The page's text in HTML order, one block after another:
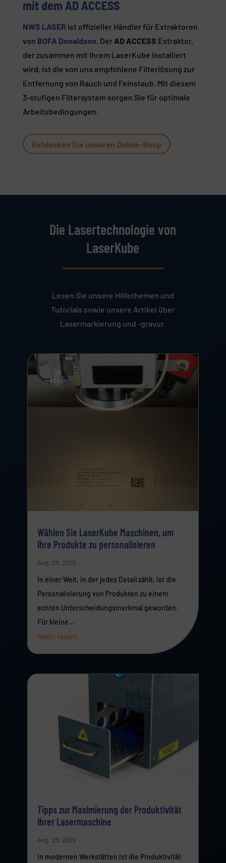
mit dem AD ACCESS
NWS LASER ist offizieller Händler für Extraktoren
von BOFA Donaldson. Der AD ACCESS Extraktor,
der zusammen mit Ihrem LaserKube installiert
wird, ist die von uns empfohlene Filterlösung zur
Entfernung von Rauch und Feinstaub. Mit diesem
3-stufigen Filtersystem sorgen Sie für optimale
Arbeitsbedingungen.
Entdecken Sie unseren Online-Shop
Die Lasertechnologie von
LaserKube
Lesen Sie unsere Hilfethemen und
Tutorials sowie unsere Artikel über
Lasermarkierung und -gravur.
Wählen Sie LaserKube Maschinen, um
Ihre Produkte zu personalisieren
Aug. 29, 2025
In einer Welt, in der jedes Detail zählt, ist die
Personalisierung von Produkten zu einem
echten Unterscheidungsmerkmal geworden.
Für kleine...
mehr lesen
Tipps zur Maximierung der Produktivität
Ihrer Lasermaschine
Aug. 29, 2025
In modernen Werkstätten ist die Produktivität